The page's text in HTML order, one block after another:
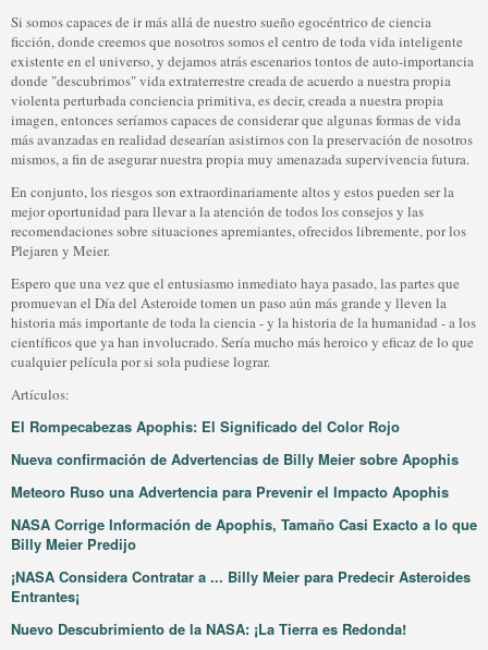
Si somos capaces de ir más allá de nuestro sueño egocéntrico de ciencia
ficción, donde creemos que nosotros somos el centro de toda vida inteligente
existente en el universo, y dejamos atrás escenarios tontos de auto-importancia
donde "descubrimos" vida extraterrestre creada de acuerdo a nuestra propia
violenta perturbada conciencia primitiva, es decir, creada a nuestra propia
imagen, entonces seríamos capaces de considerar que algunas formas de vida
más avanzadas en realidad desearían asistirnos con la preservación de nosotros
mismos, a fin de asegurar nuestra propia muy amenazada supervivencia futura.
En conjunto, los riesgos son extraordinariamente altos y estos pueden ser la
mejor oportunidad para llevar a la atención de todos los consejos y las
recomendaciones sobre situaciones apremiantes, ofrecidos libremente, por los
Plejaren y Meier.
Espero que una vez que el entusiasmo inmediato haya pasado, las partes que
promuevan el Día del Asteroide tomen un paso aún más grande y lleven la
historia más importante de toda la ciencia - y la historia de la humanidad - a los
científicos que ya han involucrado. Sería mucho más heroico y eficaz de lo que
cualquier película por si sola pudiese lograr.
Artículos:
El Rompecabezas Apophis: El Significado del Color Rojo
Nueva confirmación de Advertencias de Billy Meier sobre Apophis
Meteoro Ruso una Advertencia para Prevenir el Impacto Apophis
NASA Corrige Información de Apophis, Tamaño Casi Exacto a lo que
Billy Meier Predijo
¡NASA Considera Contratar a ... Billy Meier para Predecir Asteroides
Entrantes¡
Nuevo Descubrimiento de la NASA: ¡La Tierra es Redonda!